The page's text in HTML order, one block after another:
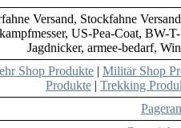
Versand, Stockfahne
US-Pea-Coat,
Jagdnicker, armee-bedarf,
Shop Produkte | Militär Shop
Produkte | Trekking